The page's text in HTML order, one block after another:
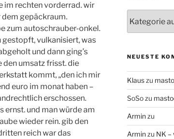
im rechten vorderrad. wir
dem gepäckraum.
zum autoschrauber-onkel.
gestopft, vulkanisiert, was
und dann ging’s
umsatz frisst. die
kommt, „den ich mir
euro im monat haben –
erschossen.
ernst. und man würde am
wieder rein. gib den
reich war das
NEUESTE
Klauszu
SoSozu
Arminzu
Arminzu NK –